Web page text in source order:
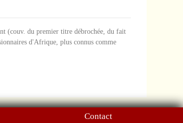
(couv. du premier titre débrochée, du fait
d'Afrique, plus connus comme
Contact